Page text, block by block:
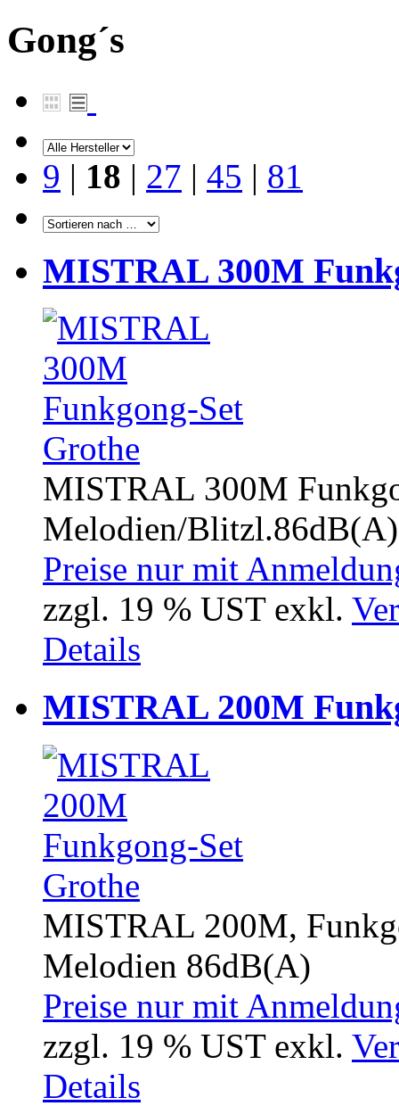
Gong´s
9 | 18 | 27 | 45 | 81
MISTRAL 300M
MISTRAL 300M
Melodien/Blitzl.86dB(A)
Preise nur mit
zzgl. 19 % UST exkl.
Details
MISTRAL 200M
MISTRAL 200M,
Melodien 86dB(A)
Preise nur mit
zzgl. 19 % UST exkl.
Details